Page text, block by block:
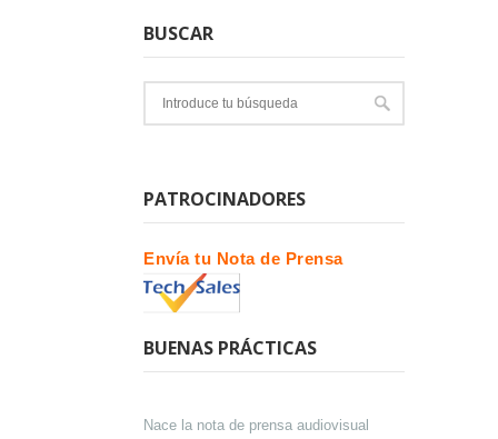
BUSCAR
PATROCINADORES
Envía tu Nota de Prensa
BUENAS PRÁCTICAS
Nace la nota de prensa audiovisual